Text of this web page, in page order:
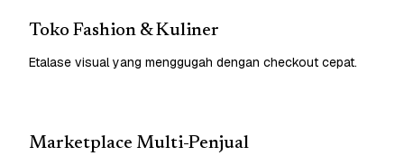
Toko Fashion & Kuliner
Etalase visual yang menggugah dengan checkout cepat.
Marketplace Multi-Penjual